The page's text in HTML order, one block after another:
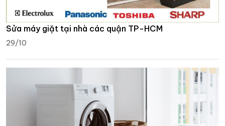
Sửa máy giặt tại nhà các quận TP-HCM
29/10